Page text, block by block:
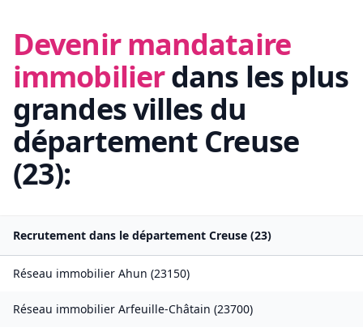
Devenir mandataire
immobilierdans les plus
grandes villes du
département Creuse
(23):
Recrutement dans le département Creuse (23)
Réseau immobilier Ahun (23150)
Réseau immobilier Arfeuille-Châtain (23700)